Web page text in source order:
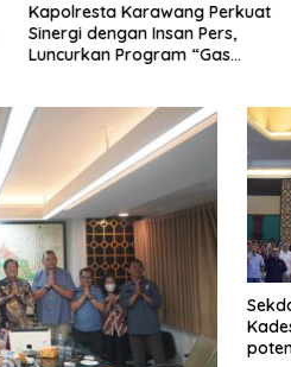
Kapolresta Karawang Perkuat
Sinergi dengan Insan Pers,
Luncurkan Program “Gas